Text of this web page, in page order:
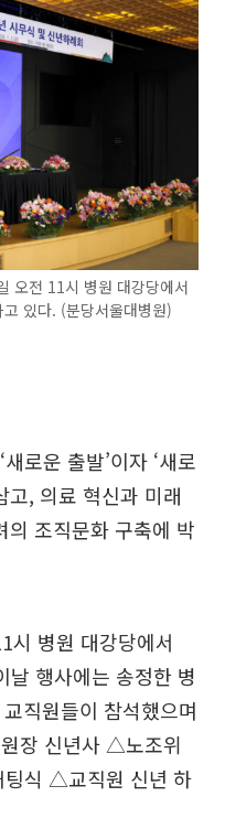
오전 11시 병원 대강당에서
있다. (분당서울대병원)
로운 출발’이자 ‘새로
고, 의료 혁신과 미래
의 조직문화 구축에 박
시 병원 대강당에서
행사에는 송정한 병
직원들이 참석했으며
장 신년사 △노조위
식 △교직원 신년 하